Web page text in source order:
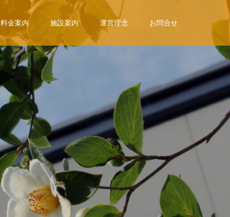
料金案内 施設案内 運営理念 お問合せ